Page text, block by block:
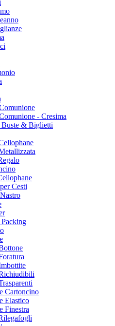
- Cresima
Buste & Biglietti
Cesti
Cartoncino
Elastico
Finestra